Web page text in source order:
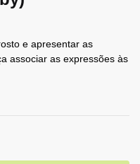
e apresentar as
associar as expressões às